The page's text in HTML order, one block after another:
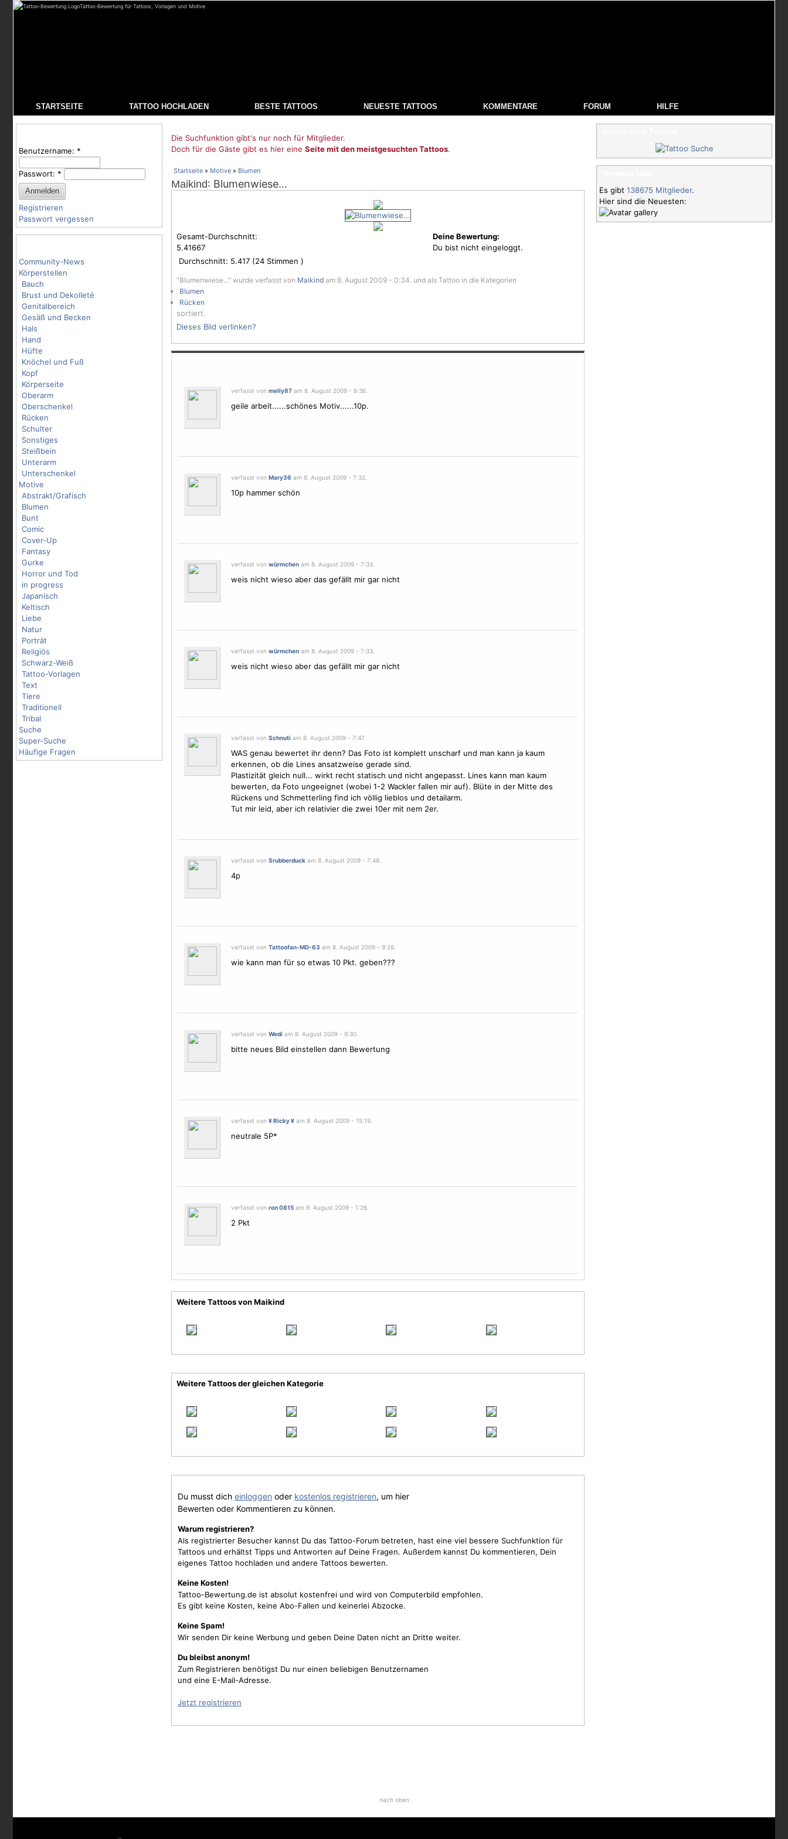
Tattoo-Bewertung für Tattoos, Vorlagen und Motive
STARTSEITE TATTOO HOCHLADEN BESTE TATTOOS NEUESTE TATTOOS KOMMENTARE FORUM HILFE
Benutzername: *
Passwort: *
Registrieren
Passwort vergessen
Community-News
Körperstellen
Bauch
Brust und Dekolleté
Genitalbereich
Gesäß und Becken
Hals
Hand
Hüfte
Knöchel und Fuß
Kopf
Körperseite
Oberarm
Oberschenkel
Rücken
Schulter
Sonstiges
Steißbein
Unterarm
Unterschenkel
Motive
Abstrakt/Grafisch
Blumen
Bunt
Comic
Cover-Up
Fantasy
Gurke
Horror und Tod
in progress
Japanisch
Keltisch
Liebe
Natur
Porträt
Religiös
Schwarz-Weiß
Tattoo-Vorlagen
Text
Tiere
Traditionell
Tribal
Suche
Super-Suche
Häufige Fragen
Die Suchfunktion gibt's nur noch für Mitglieder.
Doch für die Gäste gibt es hier eine Seite mit den meistgesuchten Tattoos.
Startseite » Motive » Blumen
Maikind: Blumenwiese...
Gesamt-Durchschnitt:
5.41667
Durchschnitt: 5.417 (24 Stimmen )
Deine Bewertung:
Du bist nicht eingeloggt.
"Blumenwiese..." wurde verfasst von Maikind am 8. August 2009 - 0:34. und als Tattoo in die Kategorien
Blumen
Rücken
sortiert.
Dieses Bild verlinken?
verfasst von melly87am 8. August 2009 - 6:36.
geile arbeit......schönes Motiv......10p.
verfasst von Mary36 am 8. August 2009 - 7:32.
10p hammer schön
verfasst von würmchenam 8. August 2009 - 7:33.
weis nicht wieso aber das gefällt mir gar nicht
verfasst von würmchenam 8. August 2009 - 7:33.
weis nicht wieso aber das gefällt mir gar nicht
verfasst von Schnuti am 8. August 2009 - 7:47.
WAS genau bewertet ihr denn? Das Foto ist komplett unscharf und man kann ja kaum
erkennen, ob die Lines ansatzweise gerade sind.
Plastizität gleich null... wirkt recht statisch und nicht angepasst. Lines kann man kaum
bewerten, da Foto ungeeignet (wobei 1-2 Wackler fallen mir auf). Blüte in der Mitte des
Rückens und Schmetterling find ich völlig lieblos und detailarm.
Tut mir leid, aber ich relativier die zwei 10er mit nem 2er.
verfasst von Srubberduckam 8. August 2009 - 7:48.
4p
verfasst von Tattoofan-MD-63 am 8. August 2009 - 9:26.
wie kann man für so etwas 10 Pkt. geben???
verfasst von Wedi am 8. August 2009 - 9:30.
bitte neues Bild einstellen dann Bewertung
verfasst von ¥ Ricky ¥am 8. August 2009 - 15:19.
neutrale 5P*
verfasst von ron 0815am 9. August 2009 - 1:26.
2 Pkt
Weitere Tattoos von Maikind
Weitere Tattoos der gleichen Kategorie
Du musst dich einloggen oder kostenlos registrieren, um hier
Bewerten oder Kommentieren zu können.
Warum registrieren?
Als registrierter Besucher kannst Du das Tattoo-Forum betreten, hast eine viel bessere Suchfunktion für
Tattoos und erhältst Tipps und Antworten auf Deine Fragen. Außerdem kannst Du kommentieren, Dein
eigenes Tattoo hochladen und andere Tattoos bewerten.
Keine Kosten!
Tattoo-Bewertung.de ist absolut kostenfrei und wird von Computerbild empfohlen.
Es gibt keine Kosten, keine Abo-Fallen und keinerlei Abzocke.
Keine Spam!
Wir senden Dir keine Werbung und geben Deine Daten nicht an Dritte weiter.
Du bleibst anonym!
Zum Registrieren benötigst Du nur einen beliebigen Benutzernamen
und eine E-Mail-Adresse.
Jetzt registrieren
Es gibt 138675 Mitglieder.
Hier sind die Neuesten:
nach oben